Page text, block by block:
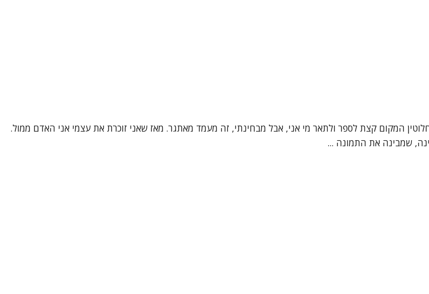
המקום קצת לספר ולתאר מי אני, אבל מבחינתי, זה מעמד מאתגר. מאז שאני זוכרת את עצמי אני האדם ממול.
שמבינה את התמונה ...